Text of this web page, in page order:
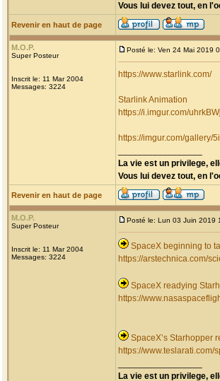
Vous lui devez tout, en
Revenir en haut de page
M.O.P.
Super Posteur
Inscrit le: 11 Mar 2004
Messages: 3224
Posté le: Ven 24 Mai 2019
https://www.starlink.com/
Starlink Animation
https://i.imgur.com/
https://imgur.com/gallery/
La vie est un privilege,
Vous lui devez tout, en
Revenir en haut de page
M.O.P.
Super Posteur
Inscrit le: 11 Mar 2004
Messages: 3224
Posté le: Lun 03 Juin 2019
SpaceX beginning to
https://arstechnica.com/
SpaceX readying
https://
SpaceX’s Starhopper
https://
La vie est un privilege,